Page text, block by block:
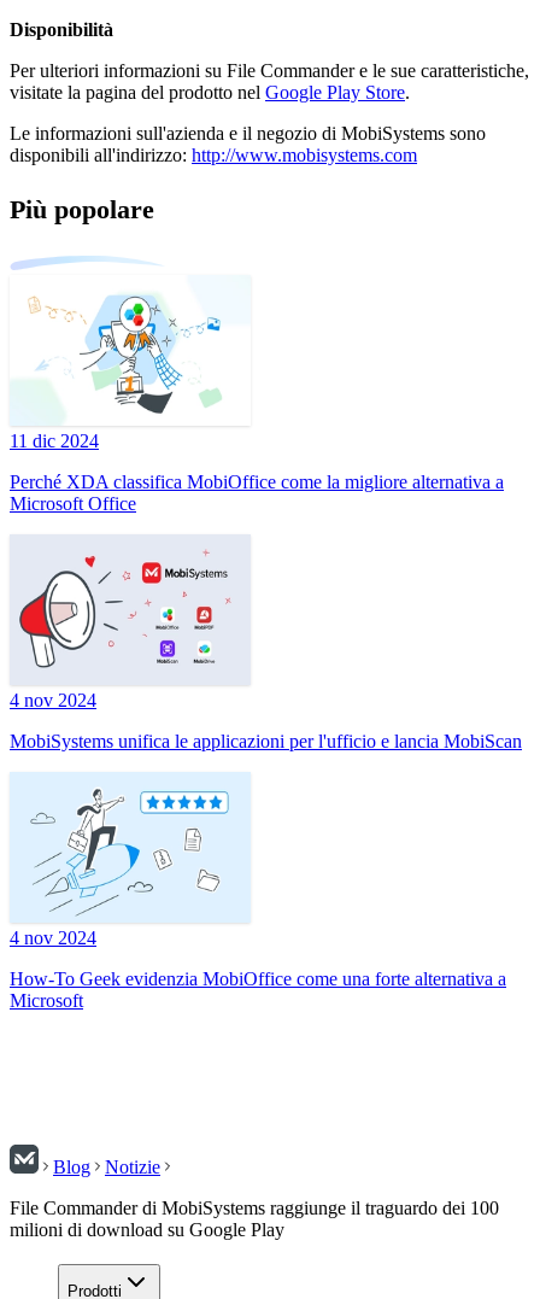
Disponibilità
Per ulteriori informazioni su File Commander e le sue caratteristiche,
visitate la pagina del prodotto nel Google Play Store.
Le informazioni sull'azienda e il negozio di MobiSystems sono
disponibili all'indirizzo: http://www.mobisystems.com
Più popolare
11 dic 2024
Perché XDA classifica MobiOffice come la migliore alternativa a
Microsoft Office
4 nov 2024
MobiSystems unifica le applicazioni per l'ufficio e lancia MobiScan
4 nov 2024
How-To Geek evidenzia MobiOffice come una forte alternativa a
Microsoft
Blog
Notizie
File Commander di MobiSystems raggiunge il traguardo dei 100
milioni di download su Google Play
Prodotti